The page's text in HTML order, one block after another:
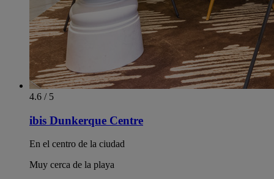
4.6 / 5
ibis Dunkerque Centre
En el centro de la ciudad
Muy cerca de la playa